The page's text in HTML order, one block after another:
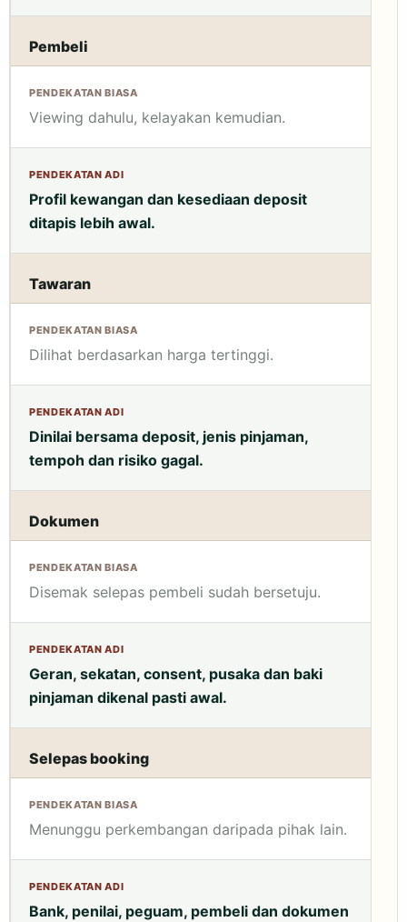
Pembeli
Viewing dahulu, kelayakan kemudian.
Profil kewangan dan kesediaan deposit
ditapis lebih awal.
Tawaran
Dilihat berdasarkan harga tertinggi.
Dinilai bersama deposit, jenis pinjaman,
tempoh dan risiko gagal.
Dokumen
Disemak selepas pembeli sudah bersetuju.
Geran, sekatan, consent, pusaka dan baki
pinjaman dikenal pasti awal.
Selepas booking
Menunggu perkembangan daripada pihak lain.
Bank, penilai, peguam, pembeli dan dokumen